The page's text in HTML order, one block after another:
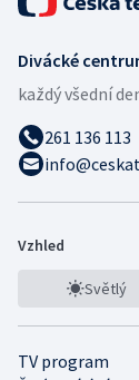
Divácké
každý všední
261 136 113
Vzhled
Světlý
TV program